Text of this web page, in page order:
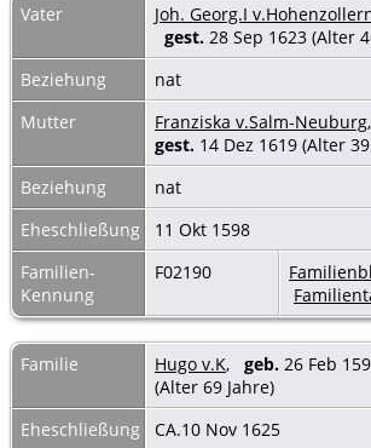
Vater Joh. Georg.I
gest. 28 Sep 1623 (Alter
Beziehung
nat
Mutter
Franziska v.Salm-Neuburg
gest. 14 Dez 1619 (Alter
Beziehung
nat
Eheschließung
11 Okt 1598
Familien-
Kennung
F02190
Familie Hugo v.K, geb. 26 Feb
(Alter 69 Jahre)
Eheschließung
CA.10 Nov 1625